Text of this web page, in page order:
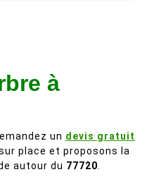
M Villiers et son
connaissent très bien
sympathique. Bref,
à 100% !
à
un devis gratuit
place et proposons la
autour du 77720